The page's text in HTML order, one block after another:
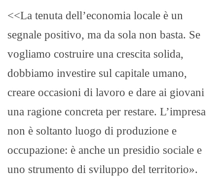
<<La tenuta dell’economia locale è un
segnale positivo, ma da sola non basta. Se
vogliamo costruire una crescita solida,
dobbiamo investire sul capitale umano,
creare occasioni di lavoro e dare ai giovani
una ragione concreta per restare. L’impresa
non è soltanto luogo di produzione e
occupazione: è anche un presidio sociale e
uno strumento di sviluppo del territorio».